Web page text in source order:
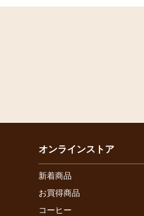
オンラインストア
新着商品
お買得商品
コーヒー